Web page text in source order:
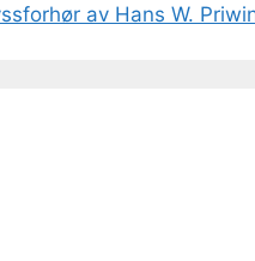
av Hans W.